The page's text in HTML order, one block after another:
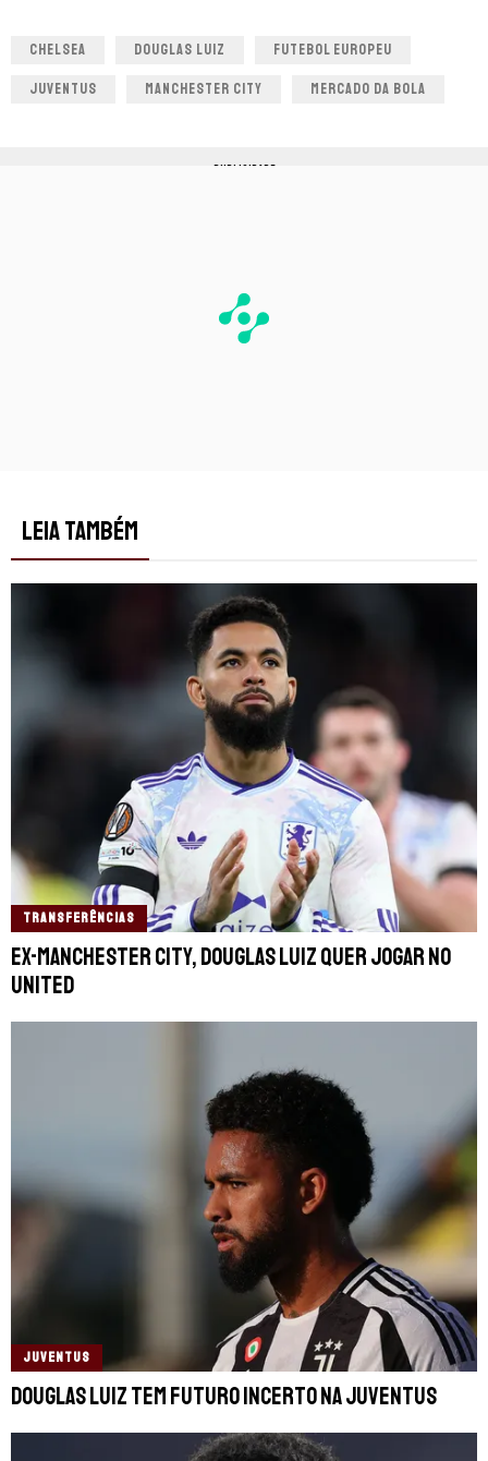
CHELSEA DOUGLAS LUIZ FUTEBOL EUROPEU
JUVENTUS MANCHESTER CITY MERCADO DA BOLA
PUBLICIDADE
LEIA TAMBÉM
TRANSFERÊNCIAS
Ex-Manchester City, Douglas Luiz quer jogar no
United
JUVENTUS
Douglas Luiz tem futuro incerto na Juventus